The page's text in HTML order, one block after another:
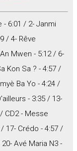
- 6:01 / 2- Janmi
/ 4- Rêve
Mwen - 5:12 / 6-
Kon Sa ? - 4:57 /
Ba Yo - 4:24 /
- 3:35 / 13-
CD2 - Messe
/ 17- Crédo - 4:57 /
Avé Maria N3 -